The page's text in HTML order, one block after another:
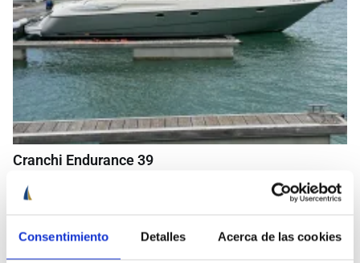
Consentimiento Detalles Acerca de las cookies
Cranchi Endurance 39
79.000€